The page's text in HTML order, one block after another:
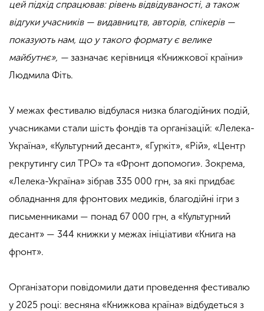
цей підхід спрацював: рівень відвідуваності, а також
відгуки учасників — видавництв, авторів, спікерів —
показують нам, що у такого формату є велике
майбутнє», — зазначає керівниця «Книжкової країни»
Людмила Фіть.
У межах фестивалю відбулася низка благодійних подій,
учасниками стали шість фондів та організацій: «Лелека-
Україна», «Культурний десант», «Гуркіт», «Рій», «Центр
рекрутингу сил ТРО» та «Фронт допомоги». Зокрема,
«Лелека-Україна» зібрав 335 000 грн, за які придбає
обладнання для фронтових медиків, благодійні ігри з
письменниками — понад 67 000 грн, а «Культурний
десант» — 344 книжки у межах ініціативи «Книга на
фронт».
Організатори повідомили дати проведення фестивалю
у 2025 році: весняна «Книжкова країна» відбудеться з